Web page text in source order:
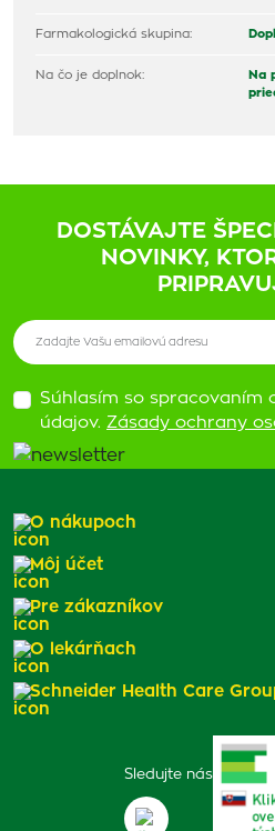
Farmakologická skupina:
Na čo je doplnok: Na
DOSTÁVAJTE
NOVINKY,
Súhlasím so spracovaním
údajov. Zásady ochrany
Sledujte nás
O nákupoch
Môj účet
Pre zákazníkov
O lekárňach
Schneider Health Care